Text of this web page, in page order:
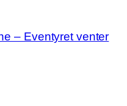
– Eventyret venter